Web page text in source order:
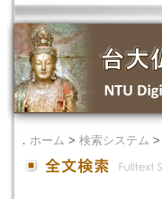
． ホーム > 検索システム >